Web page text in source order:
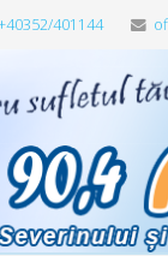
401144